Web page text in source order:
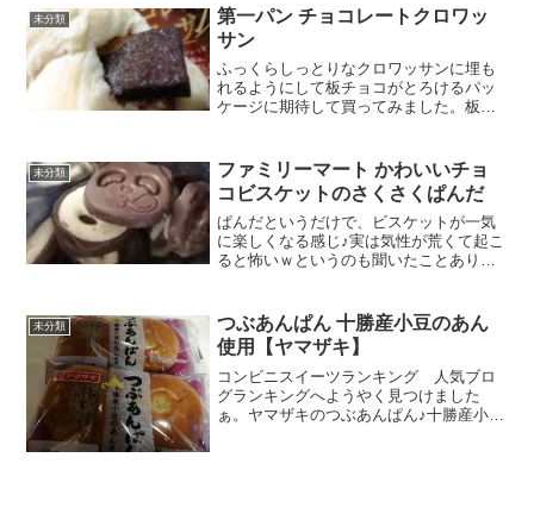
未分類
第一パン チョコレートクロワッ
サン
ふっくらしっとりなクロワッサンに埋も
れるようにして板チョコがとろけるパッ
ケージに期待して買ってみました。板チ
た目まさにパッケージのクロワッサン
が、そのまま浮き出たような...
未分類
ファミリーマート かわいいチョ
コビスケットのさくさくぱんだ
ぱんだというだけで、ビスケットが一気
に楽しくなる感じ♪実は気性が荒くて起こ
ると怖いｗというのも聞いたことありま
しい。全体として、たれぱんだっぽさを
感じちゃいます。糖質３...
未分類
つぶあんぱん 十勝産小豆のあん
使用【ヤマザキ】
コンビニスイーツランキング 人気ブロ
グランキングへようやく見つけました
ぁ。ヤマザキのつぶあんぱん♪十勝産小豆